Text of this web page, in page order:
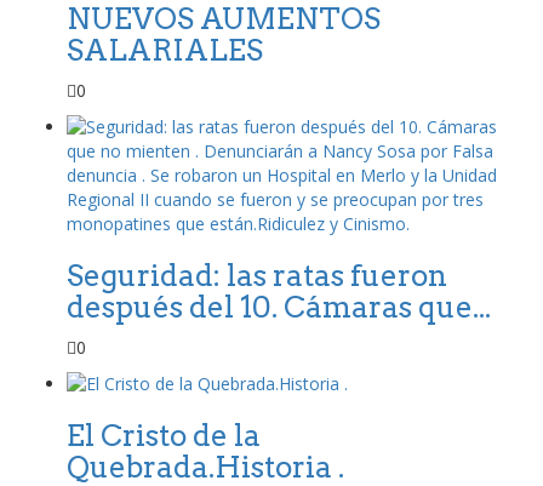
NUEVOS AUMENTOS
SALARIALES
0
Seguridad: las ratas fueron
después del 10. Cámaras que...
0
El Cristo de la
Quebrada.Historia .